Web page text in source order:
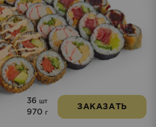
36 шт
970 г
ЗАКАЗАТЬ